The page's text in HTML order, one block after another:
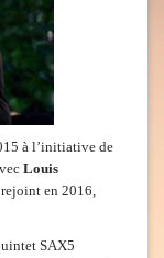
à l’initiative de
Louis
en 2016,
SAX5